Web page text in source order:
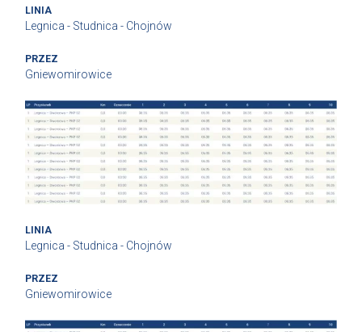
LINIA
Legnica - Studnica - Chojnów
PRZEZ
Gniewomirowice
LINIA
Legnica - Studnica - Chojnów
PRZEZ
Gniewomirowice